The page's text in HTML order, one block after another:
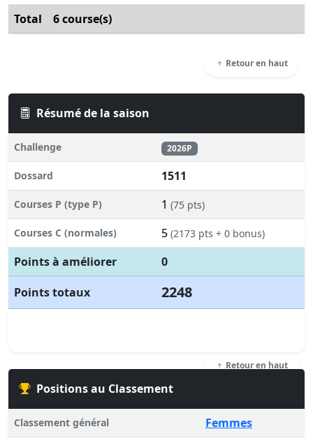
Total
6 course(s)
Retour en haut
Résumé de la saison
Challenge 2026P
Dossard 1511
Courses P (type P) 1 (75 pts)
Courses C (normales) 5 (2173 pts + 0 bonus)
Points à améliorer
0
Points totaux
2248
Retour en haut
Positions au Classement
Classement général Femmes